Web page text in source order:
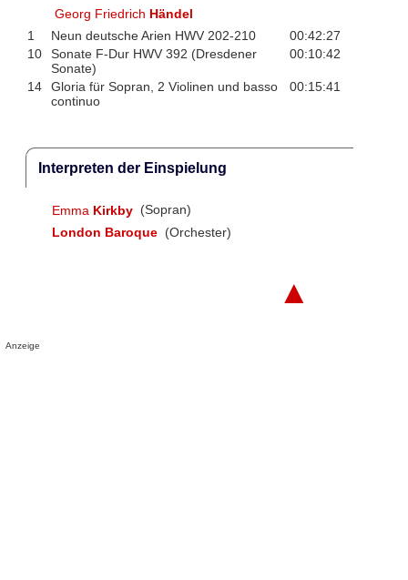
Georg Friedrich Händel
1
Neun deutsche Arien HWV 202-210
00:42:27
10
Sonate F-Dur HWV 392 (Dresdener
Sonate)
00:10:42
14
Gloria für Sopran, 2 Violinen und basso
continuo
00:15:41
Interpreten der Einspielung
Emma Kirkby (Sopran)
London Baroque (Orchester)
▲
Anzeige